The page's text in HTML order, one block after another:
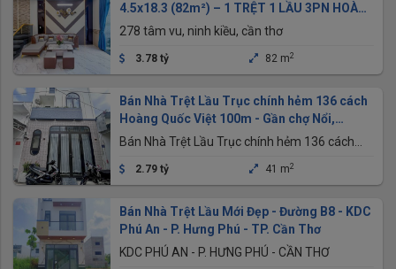
4.5x18.3 (82m²) – 1 TRỆT 1 LẦU 3PN HOÀN
CÔNG – GIÁ 3.7ty
278 tâm vu, ninh kiều, cần thơ
3.78 tỷ 82 m2
Bán Nhà Trệt Lầu Trục chính hẻm 136 cách
Hoàng Quốc Việt 100m - Gần chợ Nổi,
trường học các cấp
Bán Nhà Trệt Lầu Trục chính hẻm 136 cách
học các Cấp, P.An Bình, TP.Cần Thơ
2.79 tỷ 41 m2
Bán Nhà Trệt Lầu Mới Đẹp - Đường B8 - KDC
Phú An - P. Hưng Phú - TP. Cần Thơ
KDC PHÚ AN - P. HƯNG PHÚ - CẦN THƠ